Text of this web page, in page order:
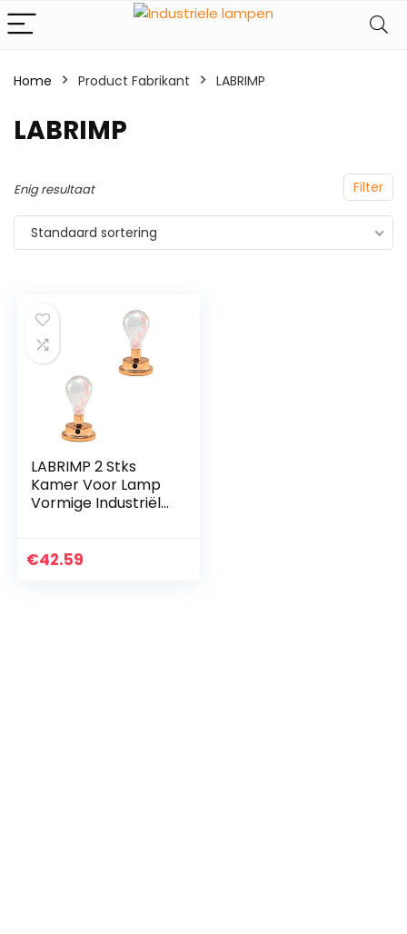
Home Product Fabrikant ‎LABRIMP
‎LABRIMP
Filter
Enig resultaat
Standaard sortering
LABRIMP 2 Stks
Kamer Voor Lamp
Vormige Industriële
Decor Decoratie
€42.59